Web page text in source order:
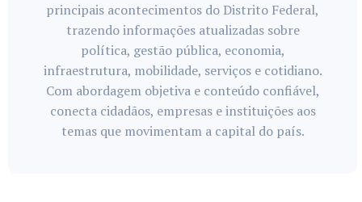
principais acontecimentos do Distrito Federal,
trazendo informações atualizadas sobre
política, gestão pública, economia,
infraestrutura, mobilidade, serviços e cotidiano.
Com abordagem objetiva e conteúdo confiável,
conecta cidadãos, empresas e instituições aos
temas que movimentam a capital do país.